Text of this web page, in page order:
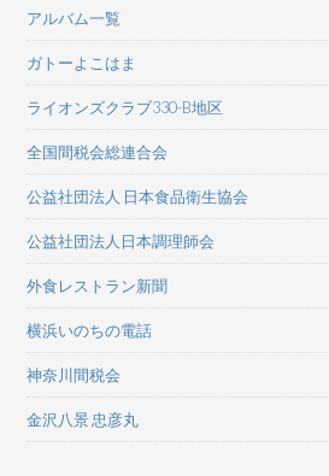
アルバム一覧
ガトーよこはま
ライオンズクラブ330-B地区
全国間税会総連合会
公益社団法人 日本食品衛生協会
公益社団法人日本調理師会
外食レストラン新聞
横浜いのちの電話
神奈川間税会
金沢八景 忠彦丸